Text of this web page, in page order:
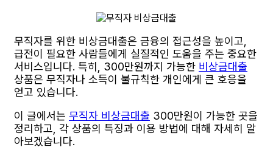
무직자를 위한 비상금대출은 금융의 접근성을 높이고,
급전이 필요한 사람들에게 실질적인 도움을 주는 중요한
서비스입니다. 특히, 300만원까지 가능한 비상금대출
상품은 무직자나 소득이 불규칙한 개인에게 큰 호응을
얻고 있습니다.
이 글에서는 무직자 비상금대출 300만원이 가능한 곳을
정리하고, 각 상품의 특징과 이용 방법에 대해 자세히 알
아보겠습니다.